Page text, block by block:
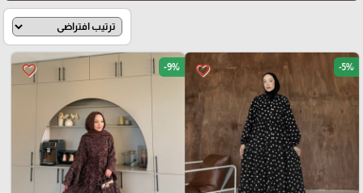
favorite_border -5%
favorite_border -9%